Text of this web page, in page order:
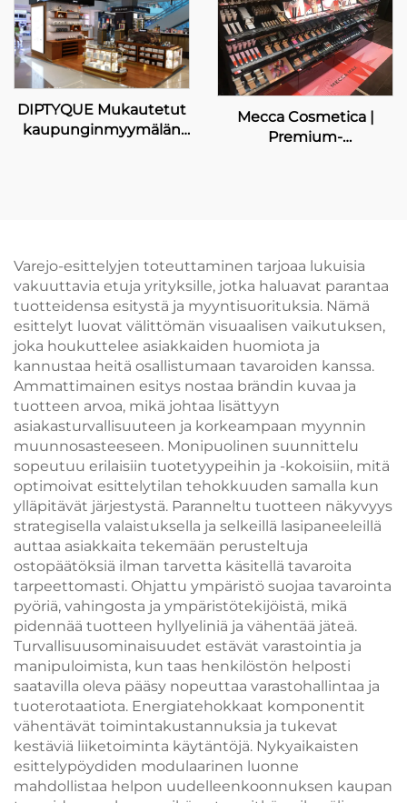
DIPTYQUE Mukautetut
kaupunginmyymälän
Mecca Cosmetica |
Premium-
Varejo-esittelyjen toteuttaminen tarjoaa lukuisia
vakuuttavia etuja yrityksille, jotka haluavat parantaa
tuotteidensa esitystä ja myyntisuorituksia. Nämä
esittelyt luovat välittömän visuaalisen vaikutuksen,
joka houkuttelee asiakkaiden huomiota ja
kannustaa heitä osallistumaan tavaroiden kanssa.
Ammattimainen esitys nostaa brändin kuvaa ja
tuotteen arvoa, mikä johtaa lisättyyn
asiakasturvallisuuteen ja korkeampaan myynnin
muunnosasteeseen. Monipuolinen suunnittelu
sopeutuu erilaisiin tuotetyypeihin ja -kokoisiin, mitä
optimoivat esittelytilan tehokkuuden samalla kun
ylläpitävät järjestystä. Paranneltu tuotteen näkyvyys
strategisella valaistuksella ja selkeillä lasipaneeleillä
auttaa asiakkaita tekemään perusteltuja
ostopäätöksiä ilman tarvetta käsitellä tavaroita
tarpeettomasti. Ohjattu ympäristö suojaa tavarointa
pyöriä, vahingosta ja ympäristötekijöistä, mikä
pidennää tuotteen hyllyeliniä ja vähentää jäteä.
Turvallisuusominaisuudet estävät varastointia ja
manipuloimista, kun taas henkilöstön helposti
saatavilla oleva pääsy nopeuttaa varastohallintaa ja
tuoterotaatiota. Energiatehokkaat komponentit
vähentävät toimintakustannuksia ja tukevat
kestäviä liiketoiminta käytäntöjä. Nykyaikaisten
esittelypöydiden modulaarinen luonne
mahdollistaa helpon uudelleenkoonnuksen kaupan